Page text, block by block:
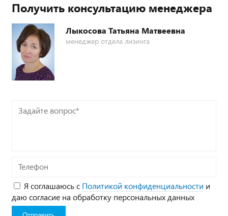
Получить консультацию менеджера
Лыкосова Татьяна Матвеевна
менеджер отдела лизинга
Задайте
вопрос*
Телефон
Я соглашаюсь с Политикой конфиденциальности и
даю согласие на обработку персональных данных